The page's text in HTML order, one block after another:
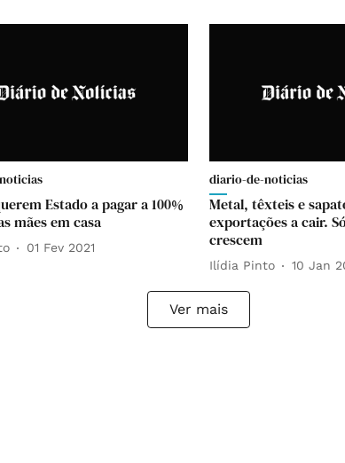
Estado a pagar a 100%
mães em casa
01 Fev 2021
diario-de-noticias
Metal, têxteis e
exportações a cair.
crescem
Ilídia Pinto 10 Jan
Ver mais